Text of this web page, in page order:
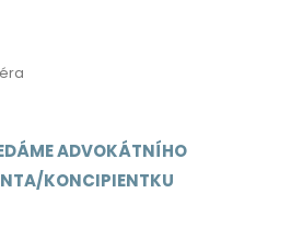
ADVOKÁTNÍHO
KONCIPIENTKU